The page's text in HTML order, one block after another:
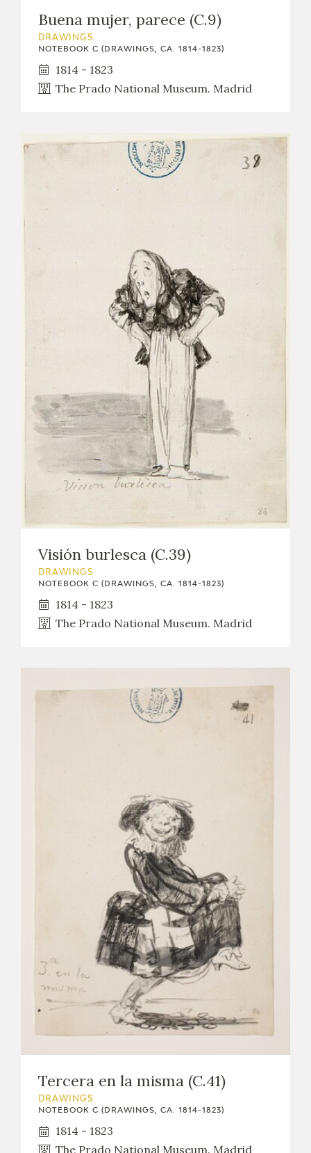
Buena mujer, parece (C.9)
DRAWINGS
NOTEBOOK C (DRAWINGS, CA. 1814-1823)
1814 - 1823
The Prado National Museum. Madrid
Visión burlesca (C.39)
DRAWINGS
NOTEBOOK C (DRAWINGS, CA. 1814-1823)
1814 - 1823
The Prado National Museum. Madrid
Tercera en la misma (C.41)
DRAWINGS
NOTEBOOK C (DRAWINGS, CA. 1814-1823)
1814 - 1823
The Prado National Museum. Madrid